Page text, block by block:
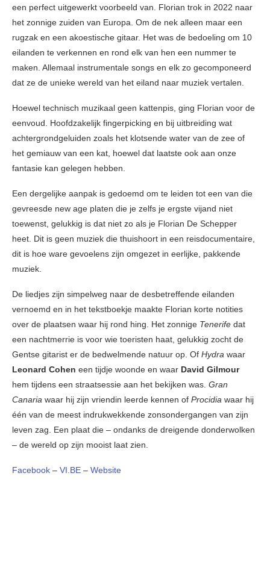
een perfect uitgewerkt voorbeeld van. Florian trok in 2022 naar
het zonnige zuiden van Europa. Om de nek alleen maar een
rugzak en een akoestische gitaar. Het was de bedoeling om 10
eilanden te verkennen en rond elk van hen een nummer te
maken. Allemaal instrumentale songs en elk zo gecomponeerd
dat ze de unieke wereld van het eiland naar muziek vertalen.
Hoewel technisch muzikaal geen kattenpis, ging Florian voor de
eenvoud. Hoofdzakelijk fingerpicking en bij uitbreiding wat
achtergrondgeluiden zoals het klotsende water van de zee of
het gemiauw van een kat, hoewel dat laatste ook aan onze
fantasie kan gelegen hebben.
Een dergelijke aanpak is gedoemd om te leiden tot een van die
gevreesde new age platen die je zelfs je ergste vijand niet
toewenst, gelukkig is dat niet zo als je Florian De Schepper
heet. Dit is geen muziek die thuishoort in een reisdocumentaire,
dit is hoe ware gevoelens zijn omgezet in eerlijke, pakkende
muziek.
De liedjes zijn simpelweg naar de desbetreffende eilanden
vernoemd en in het tekstboekje maakte Florian korte notities
over de plaatsen waar hij rond hing. Het zonnige Tenerife dat
een nachtmerrie is voor wie toeristen haat, gelukkig zocht de
Gentse gitarist er de bedwelmende natuur op. Of Hydra waar
Leonard Cohen een tijdje woonde en waar David Gilmour
hem tijdens een straatsessie aan het bekijken was. Gran
Canaria waar hij zijn vriendin leerde kennen of Procidia waar hij
één van de meest indrukwekkende zonsondergangen van zijn
leven zag. Een plaat die – ondanks de dreigende donderwolken
– de wereld op zijn mooist laat zien.
Facebook – VI.BE – Website